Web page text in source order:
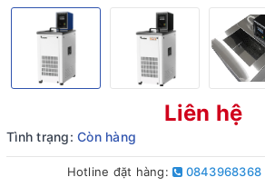
Liên hệ
Tình trạng: Còn hàng
Hotline đặt hàng: 0843968368